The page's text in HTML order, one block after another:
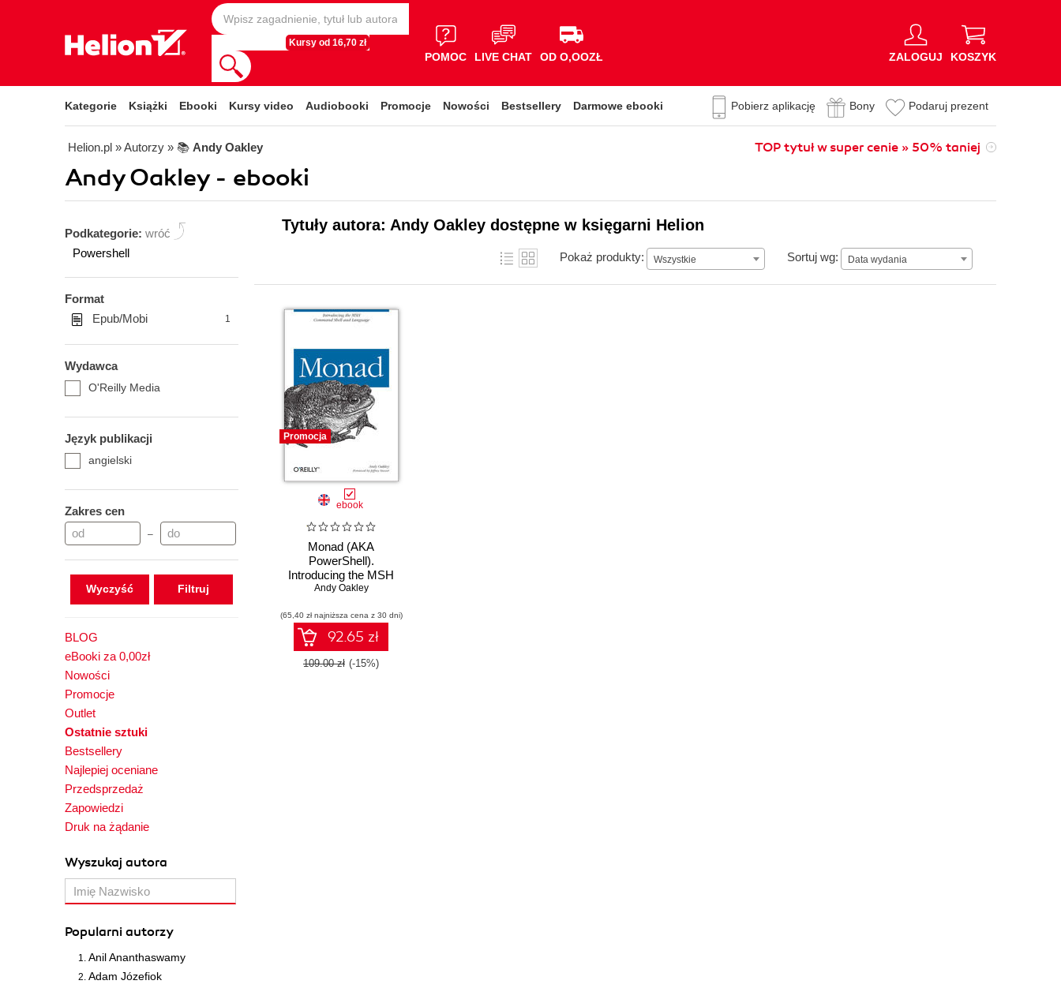
Kursy od 16,70 zł
POMOC LIVE CHAT OD O,OOZŁ ZALOGUJ KOSZYK
Kategorie Książki Ebooki Kursy video Audiobooki Promocje Nowości Bestsellery Darmowe ebooki Pobierz aplikację Bony Podaruj prezent
Helion.pl » Autorzy » 📚 Andy Oakley TOP tytuł w super cenie » 50% taniej
Andy Oakley - ebooki
Podkategorie: wróć
Powershell
Format
Epub/Mobi
1
Wydawca
O'Reilly Media
Język publikacji
angielski
Zakres cen
–
Wyczyść
BLOG
eBooki za 0,00zł
Nowości
Promocje
Outlet
Ostatnie sztuki
Bestsellery
Najlepiej oceniane
Przedsprzedaż
Zapowiedzi
Druk na żądanie
Wyszukaj autora
Popularni autorzy
Anil Ananthaswamy
Adam Józefiok
Tytuły autora: Andy Oakley dostępne w księgarni Helion
Pokaż produkty: Wszystkie Sortuj wg: Data wydania
Data wydania
Promocja
ebook
Monad (AKA
PowerShell).
Introducing the MSH
Command Shell and
Andy Oakley
(65,40 zł najniższa cena z 30 dni)
92.65 zł
109.00 zł (-15%)